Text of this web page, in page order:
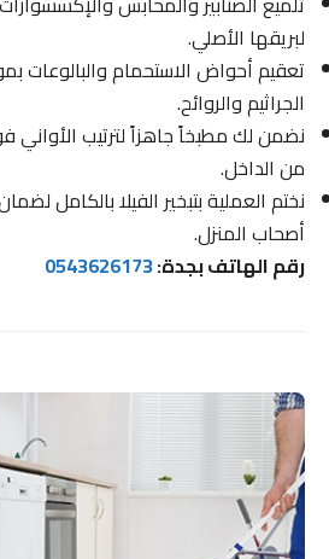
لبريقها الأصلي.
تعقيم أحواض الاستحمام والبالوعات
الجراثيم والروائح.
نضمن لك مطبخاً جاهزاً لترتيب الأواني فوراً
من الداخل.
نختم العملية بتبخير الفيلا بالكامل لضمان
أصحاب المنزل.
رقم الهاتف بجدة:0543626173